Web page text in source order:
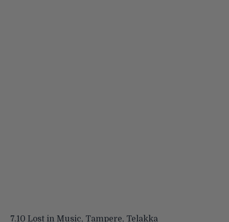
7.10 Lost in Music, Tampere, Telakka